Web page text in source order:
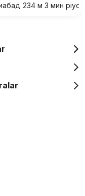
234 м 3 мин